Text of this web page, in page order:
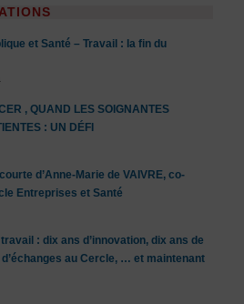
et Santé – Travail : la fin du
, QUAND LES SOIGNANTES
: UN DÉFI
d’Anne-Marie de VAIVRE, co-
Entreprises et Santé
: dix ans d’innovation, dix ans de
au Cercle, … et maintenant